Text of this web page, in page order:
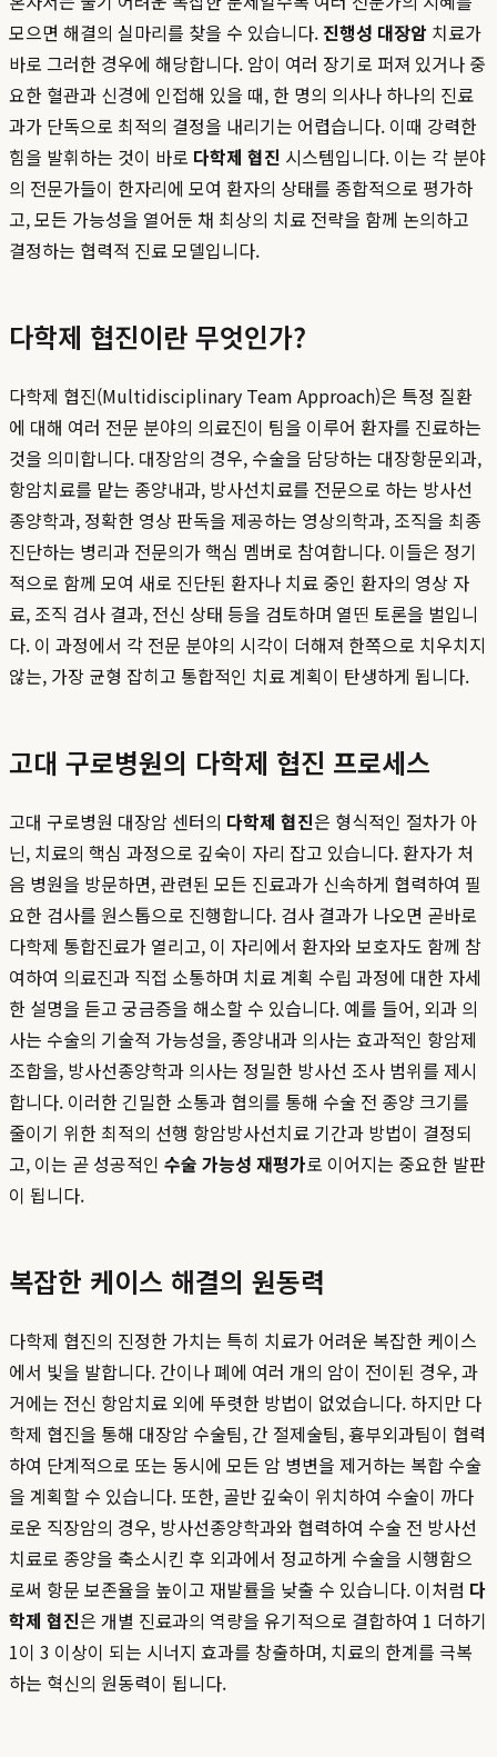
모으면 해결의 실마리를 찾을 수 있습니다. 진행성 대장암 치료가
바로 그러한 경우에 해당합니다. 암이 여러 장기로 퍼져 있거나 중
요한 혈관과 신경에 인접해 있을 때, 한 명의 의사나 하나의 진료
과가 단독으로 최적의 결정을 내리기는 어렵습니다. 이때 강력한
힘을 발휘하는 것이 바로 다학제 협진 시스템입니다. 이는 각 분야
의 전문가들이 한자리에 모여 환자의 상태를 종합적으로 평가하
고, 모든 가능성을 열어둔 채 최상의 치료 전략을 함께 논의하고
결정하는 협력적 진료 모델입니다.
다학제 협진이란 무엇인가?
다학제 협진(Multidisciplinary Team Approach)은 특정 질환
에 대해 여러 전문 분야의 의료진이 팀을 이루어 환자를 진료하는
것을 의미합니다. 대장암의 경우, 수술을 담당하는 대장항문외과,
항암치료를 맡는 종양내과, 방사선치료를 전문으로 하는 방사선
종양학과, 정확한 영상 판독을 제공하는 영상의학과, 조직을 최종
진단하는 병리과 전문의가 핵심 멤버로 참여합니다. 이들은 정기
적으로 함께 모여 새로 진단된 환자나 치료 중인 환자의 영상 자
료, 조직 검사 결과, 전신 상태 등을 검토하며 열띤 토론을 벌입니
다. 이 과정에서 각 전문 분야의 시각이 더해져 한쪽으로 치우치지
않는, 가장 균형 잡히고 통합적인 치료 계획이 탄생하게 됩니다.
고대 구로병원의 다학제 협진 프로세스
고대 구로병원 대장암 센터의 다학제 협진은 형식적인 절차가 아
닌, 치료의 핵심 과정으로 깊숙이 자리 잡고 있습니다. 환자가 처
음 병원을 방문하면, 관련된 모든 진료과가 신속하게 협력하여 필
요한 검사를 원스톱으로 진행합니다. 검사 결과가 나오면 곧바로
다학제 통합진료가 열리고, 이 자리에서 환자와 보호자도 함께 참
여하여 의료진과 직접 소통하며 치료 계획 수립 과정에 대한 자세
한 설명을 듣고 궁금증을 해소할 수 있습니다. 예를 들어, 외과 의
사는 수술의 기술적 가능성을, 종양내과 의사는 효과적인 항암제
조합을, 방사선종양학과 의사는 정밀한 방사선 조사 범위를 제시
합니다. 이러한 긴밀한 소통과 협의를 통해 수술 전 종양 크기를
줄이기 위한 최적의 선행 항암방사선치료 기간과 방법이 결정되
고, 이는 곧 성공적인 수술 가능성 재평가로 이어지는 중요한 발판
이 됩니다.
복잡한 케이스 해결의 원동력
다학제 협진의 진정한 가치는 특히 치료가 어려운 복잡한 케이스
에서 빛을 발합니다. 간이나 폐에 여러 개의 암이 전이된 경우, 과
거에는 전신 항암치료 외에 뚜렷한 방법이 없었습니다. 하지만 다
학제 협진을 통해 대장암 수술팀, 간 절제술팀, 흉부외과팀이 협력
하여 단계적으로 또는 동시에 모든 암 병변을 제거하는 복합 수술
을 계획할 수 있습니다. 또한, 골반 깊숙이 위치하여 수술이 까다
로운 직장암의 경우, 방사선종양학과와 협력하여 수술 전 방사선
치료로 종양을 축소시킨 후 외과에서 정교하게 수술을 시행함으
로써 항문 보존율을 높이고 재발률을 낮출 수 있습니다. 이처럼 다
학제 협진은 개별 진료과의 역량을 유기적으로 결합하여 1 더하기
1이 3 이상이 되는 시너지 효과를 창출하며, 치료의 한계를 극복
하는 혁신의 원동력이 됩니다.